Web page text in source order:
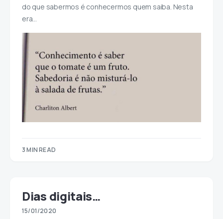
do que sabermos é conhecermos quem saiba. Nesta
era…
3 MIN READ
Dias digitais…
15/01/2020